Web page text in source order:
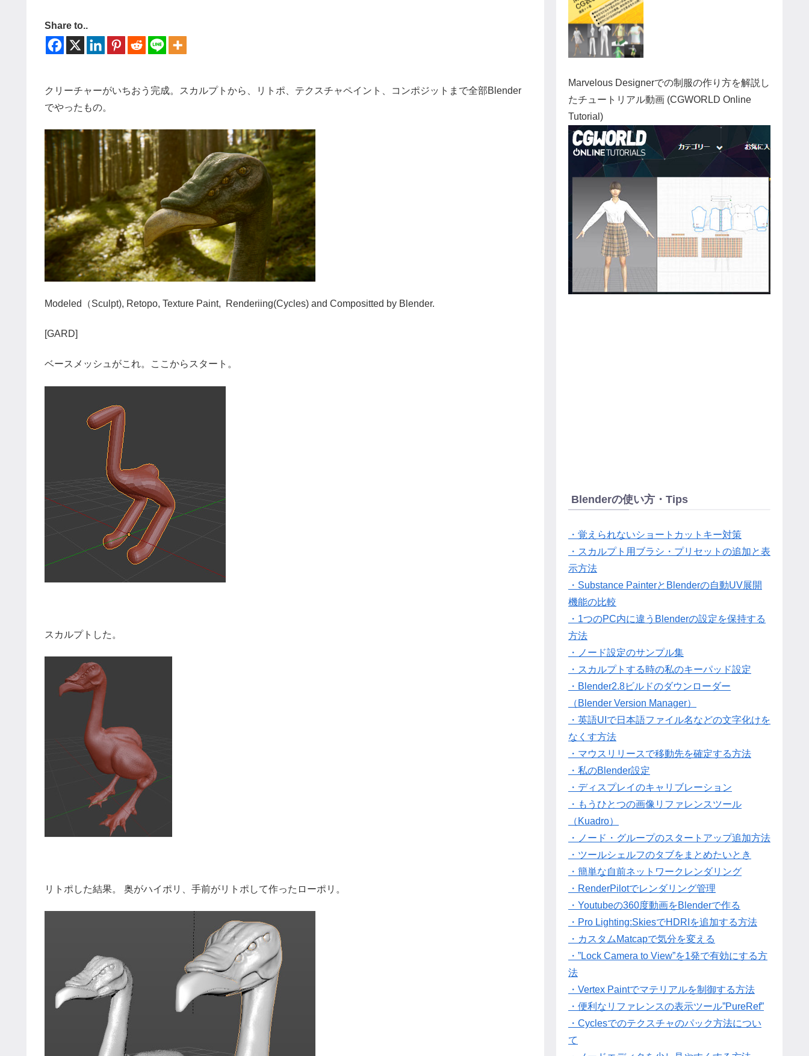
Share to..
クリーチャーがいちおう完成。スカルプトから、リトポ、テクスチャペイント、コンポジットまで全部Blender
でやったもの。
Modeled（Sculpt), Retopo, Texture Paint, Renderiing(Cycles) and Compositted by Blender.
[GARD]
ベースメッシュがこれ。ここからスタート。
スカルプトした。
リトポした結果。 奥がハイポリ、手前がリトポして作ったローポリ。
Marvelous Designerでの制服の作り方を解説し
たチュートリアル動画 (CGWORLD Online
Tutorial)
Blenderの使い方・Tips
・覚えられないショートカットキー対策
・スカルプト用ブラシ・プリセットの追加と表
示方法
・Substance PainterとBlenderの自動UV展開
機能の比較
・1つのPC内に違うBlenderの設定を保持する
方法
・ノード設定のサンプル集
・スカルプトする時の私のキーパッド設定
・Blender2.8ビルドのダウンローダー
（Blender Version Manager）
・英語UIで日本語ファイル名などの文字化けを
なくす方法
・マウスリリースで移動先を確定する方法
・私のBlender設定
・ディスプレイのキャリブレーション
・もうひとつの画像リファレンスツール
（Kuadro）
・ノード・グループのスタートアップ追加方法
・ツールシェルフのタブをまとめたいとき
・簡単な自前ネットワークレンダリング
・RenderPilotでレンダリング管理
・Youtubeの360度動画をBlenderで作る
・Pro Lighting:SkiesでHDRIを追加する方法
・カスタムMatcapで気分を変える
・”Lock Camera to View”を1発で有効にする方
法
・Vertex Paintでマテリアルを制御する方法
・便利なリファレンスの表示ツール”PureRef”
・Cyclesでのテクスチャのパック方法につい
て